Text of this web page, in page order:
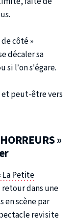
de côté »
décaler sa
si l’on s’égare.
et peut-être vers
»
La Petite
dans une
en scène par
revisite